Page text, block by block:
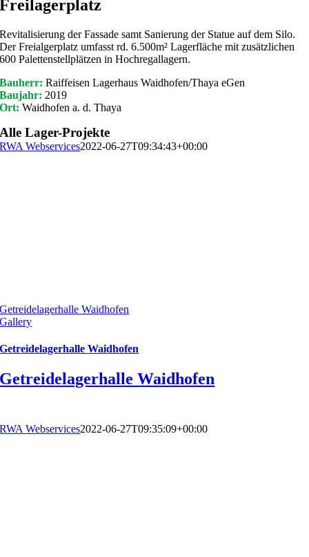
Freilagerplatz
Revitalisierung der Fassade samt Sanierung der Statue auf dem Silo.
Der Freialgerplatz umfasst rd. 6.500m² Lagerfläche mit zusätzlichen
600 Palettenstellplätzen in Hochregallagern.
Bauherr: Raiffeisen Lagerhaus Waidhofen/Thaya eGen
Baujahr: 2019
Ort: Waidhofen a. d. Thaya
Alle Lager-Projekte
RWA Webservices2022-06-27T09:34:43+00:00
Getreidelagerhalle Waidhofen
Gallery
Getreidelagerhalle Waidhofen
Getreidelagerhalle Waidhofen
RWA Webservices2022-06-27T09:35:09+00:00